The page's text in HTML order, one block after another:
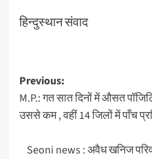
हिन्दुस्थान संवाद
Post
navigation
Previous:
M.P.: गत सात दिनों में औसत
उससे कम , वहीं 14 जिलों में पाँच
Seoni news : अवैध खनिज